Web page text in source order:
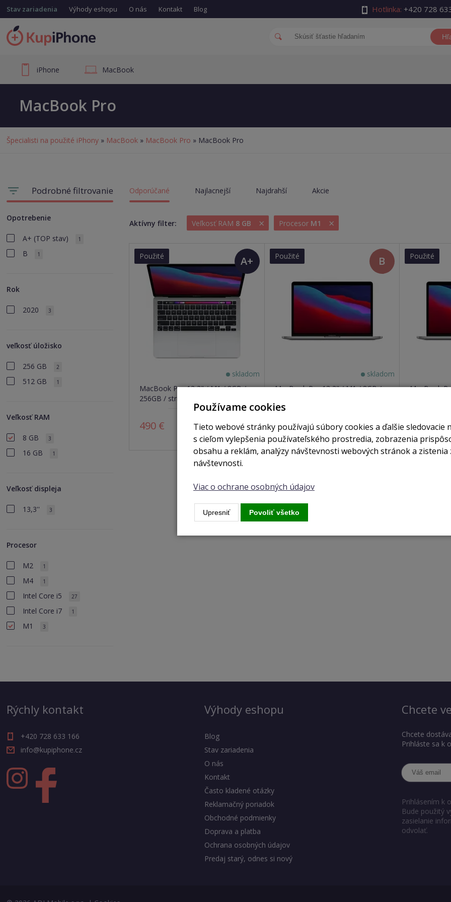
Stav zariadenia Výhody eshopu O nás Kontakt Blog Hotlinka: +420 728
iPhone MacBook
MacBook Pro
Špecialisti na použité iPhony » MacBook » MacBook Pro » MacBook Pro
Podrobné filtrovanie
Opotrebenie
A+ (TOP stav) 1
B 1
Rok
2020 3
veľkosť úložisko
256 GB 2
512 GB 1
Veľkosť RAM
8 GB 3
16 GB 1
Veľkosť displeja
13,3'' 3
Procesor
M2 1
M4 1
Intel Core i5 27
Intel Core i7 1
M1 3
Odporúčané Najlacnejší Najdrahší Akcie
Aktívny filter: Veľkosť RAM 8 GB × Procesor M1 ×
Použité
A+
(TOP
stav)
skladom
MacBook Pro 13,3" / M1 / 8GB /
256GB / strieborný
490 € Zobraziť
Použité B
skladom
MacBook Pro 13,3" / M1 / 8GB /
470 € Zobraziť
Použité
MacBook
Rýchly kontakt
+420 728 633 166
info@kupiphone.cz
Výhody eshopu
Blog
Stav zariadenia
O nás
Kontakt
Často kladené otázky
Reklamačný poriadok
Obchodné podmienky
Doprava a platba
Ochrana osobných údajov
Predaj starý, odnes si nový
Chcete
Chcete
Prihláste sa k
Prihlásením k
Bude použitý
zasielanie
odvolať.
Používame cookies
Tieto webové stránky používajú súbory cookies a ďalšie sledovacie
s cieľom vylepšenia používateľského prostredia, zobrazenia
obsahu a reklám, analýzy návštevnosti webových stránok a zistenia
návštevnosti.
Viac o ochrane osobných údajov
Upresniť Povoliť všetko